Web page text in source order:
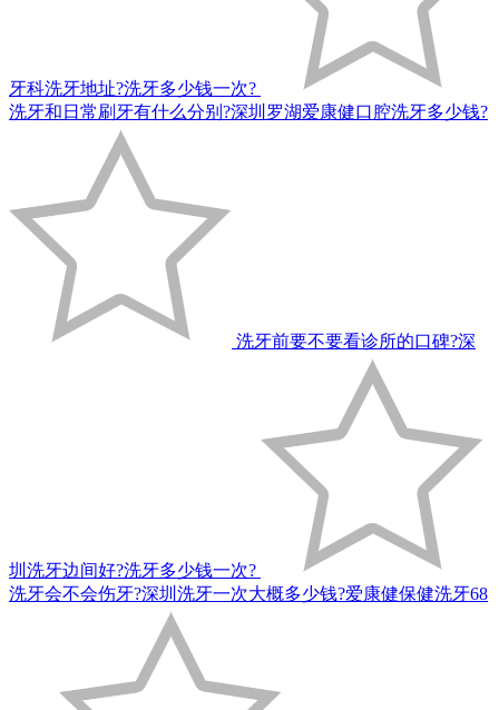
牙科洗牙地址?洗牙多少钱一次?
洗牙和日常刷牙有什么分别?深圳罗湖爱康健口腔洗牙多少钱?
洗牙前要不要看诊所的口碑?深
圳洗牙边间好?洗牙多少钱一次?
洗牙会不会伤牙?深圳洗牙一次大概多少钱?爱康健保健洗牙68